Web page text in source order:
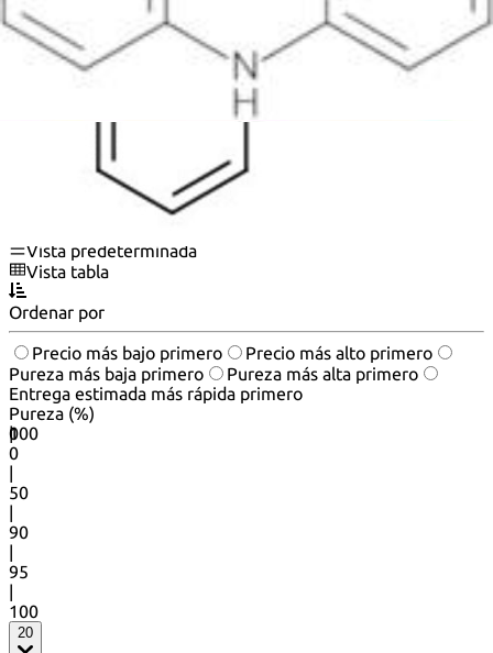
N,N-Diphenylamine
N-Phenyl-Anilin
N-Phenyl-α-aniline
N-Phenylbenzenamine
N-Phenylbenzeneamine
Nsc 215210
C.I. 10355
Ver más sinónimos
Vista predeterminada
Vista tabla
Ordenar por
Precio más bajo primero
Precio más alto primero
Pureza más baja primero
Pureza más alta primero
Entrega estimada más rápida primero
Pureza (%)
0
100
|
0
|
50
|
90
|
95
|
100
20